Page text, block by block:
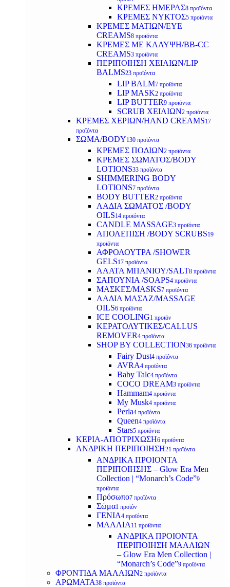
ΚΡΕΜΕΣ ΗΜΕΡΑΣ8 προϊόντα
ΚΡΕΜΕΣ ΝΥΚΤΟΣ5 προϊόντα
ΚΡΕΜΕΣ ΜΑΤΙΩΝ/EYE
CREAMS8 προϊόντα
ΚΡΕΜΕΣ ΜΕ ΚΑΛΥΨΗ/BB-CC
CREAMS3 προϊόντα
ΠΕΡΙΠΟΙΗΣΗ ΧΕΙΛΙΩΝ/LIP
BALMS23 προϊόντα
LIP BALM7 προϊόντα
LIP MASK2 προϊόντα
LIP BUTTER9 προϊόντα
SCRUB ΧΕΙΛΙΩΝ2 προϊόντα
ΚΡΕΜΕΣ ΧΕΡΙΩΝ/HAND CREAMS17
προϊόντα
ΣΩΜΑ/BODY130 προϊόντα
ΚΡΕΜΕΣ ΠΟΔΙΩΝ2 προϊόντα
ΚΡΕΜΕΣ ΣΩΜΑΤΟΣ/BODY
LOTIONS33 προϊόντα
SHIMMERING BODY
LOTIONS7 προϊόντα
BODY BUTTER2 προϊόντα
ΛΑΔΙΑ ΣΩΜΑΤΟΣ /BODY
OILS14 προϊόντα
CANDLE MASSAGE3 προϊόντα
ΑΠΟΛΕΠΙΣΗ /BODY SCRUBS19
προϊόντα
ΑΦΡΟΛΟΥΤΡΑ /SHOWER
GELS17 προϊόντα
ΑΛΑΤΑ ΜΠΑΝΙΟΥ/SALT8 προϊόντα
ΣΑΠΟΥΝΙΑ /SOAPS4 προϊόντα
ΜΑΣΚΕΣ/MASKS7 προϊόντα
ΛΑΔΙΑ ΜΑΣΑΖ/MASSAGE
OILS6 προϊόντα
ICE COOLING1 προϊόν
ΚΕΡΑΤΟΛΥΤΙΚΕΣ/CALLUS
REMOVER4 προϊόντα
SHOP BY COLLECTION36 προϊόντα
Fairy Dust4 προϊόντα
AVRA4 προϊόντα
Baby Talc4 προϊόντα
COCO DREAM3 προϊόντα
Hammam4 προϊόντα
My Musk4 προϊόντα
Perla4 προϊόντα
Queen4 προϊόντα
Stars5 προϊόντα
ΚΕΡΙΑ-ΑΠΟΤΡΙΧΩΣΗ6 προϊόντα
ΑΝΔΡΙΚΗ ΠΕΡΙΠΟΙΗΣΗ21 προϊόντα
ΑΝΔΡΙΚΑ ΠΡΟΙΟΝΤΑ
ΠΕΡΙΠΟΙΗΣΗΣ – Glow Era Men
Collection | “Monarch’s Code”9
προϊόντα
Πρόσωπο7 προϊόντα
Σώμα1 προϊόν
ΓΕΝΙΑ4 προϊόντα
ΜΑΛΛΙΑ 11 προϊόντα
ΑΝΔΡΙΚΑ ΠΡΟΙΟΝΤΑ
ΠΕΡΙΠΟΙΗΣΗ ΜΑΛΛΙΩΝ
– Glow Era Men Collection |
“Monarch’s Code”9 προϊόντα
ΦΡΟΝΤΙΔΑ ΜΑΛΛΙΩΝ2 προϊόντα
ΑΡΩΜΑΤΑ38 προϊόντα